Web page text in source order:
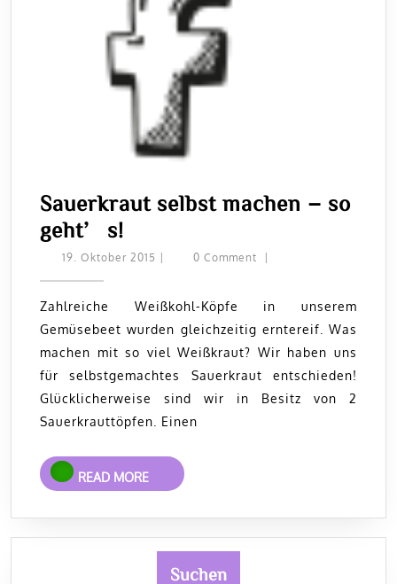
Sauerkraut selbst machen – so
geht’s!
selbst
–
so
geht’s!
19. Oktober 2015 19.
0 Comment
Zahlreiche Weißkohl-Köpfe in unserem
Gemüsebeet wurden gleichzeitig erntereif. Was
machen mit so viel Weißkraut? Wir haben uns
für selbstgemachtes Sauerkraut entschieden!
Glücklicherweise sind wir in Besitz von 2
Sauerkrauttöpfen. Einen
READ MORE
READ
MORE
Suchen